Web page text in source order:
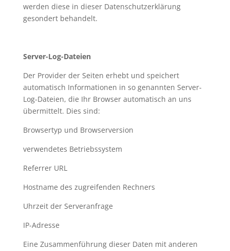
werden diese in dieser Datenschutzerklärung
gesondert behandelt.
Server-Log-Dateien
Der Provider der Seiten erhebt und speichert
automatisch Informationen in so genannten Server-
Log-Dateien, die Ihr Browser automatisch an uns
übermittelt. Dies sind:
Browsertyp und Browserversion
verwendetes Betriebssystem
Referrer URL
Hostname des zugreifenden Rechners
Uhrzeit der Serveranfrage
IP-Adresse
Eine Zusammenführung dieser Daten mit anderen